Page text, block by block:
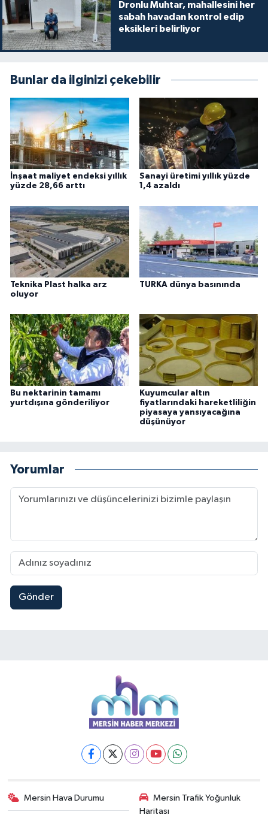
Dronlu Muhtar, mahallesini her
sabah havadan kontrol edip
eksikleri belirliyor
Bunlar da ilginizi çekebilir
İnşaat maliyet endeksi yıllık
yüzde 28,66 arttı
Sanayi üretimi yıllık yüzde
1,4 azaldı
Teknika Plast halka arz
oluyor
TURKA dünya basınında
Bu nektarinin tamamı
yurtdışına gönderiliyor
Kuyumcular altın
fiyatlarındaki hareketliliğin
piyasaya yansıyacağına
düşünüyor
Yorumlar
Gönder
Mersin Hava Durumu
Mersin Trafik Yoğunluk
Haritası